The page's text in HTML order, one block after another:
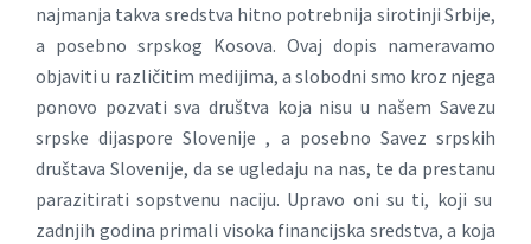
najmanja takva sredstva hitno potrebnija sirotinji Srbije,
a posebno srpskog Kosova. Ovaj dopis nameravamo
objaviti u različitim medijima, a slobodni smo kroz njega
ponovo pozvati sva društva koja nisu u našem Savezu
srpske dijaspore Slovenije , a posebno Savez srpskih
društava Slovenije, da se ugledaju na nas, te da prestanu
parazitirati sopstvenu naciju. Upravo oni su ti, koji su
zadnjih godina primali visoka financijska sredstva, a koja